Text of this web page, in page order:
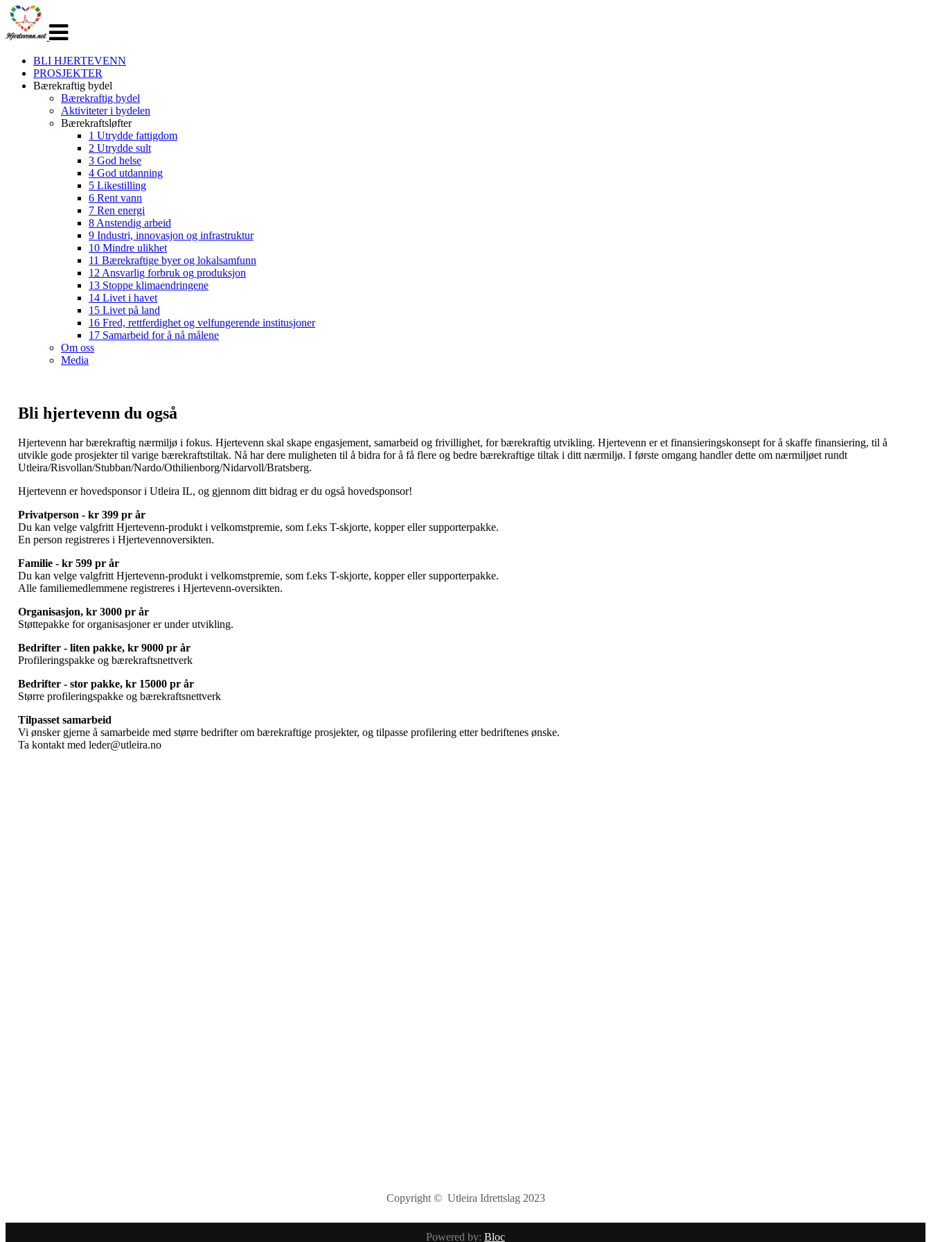
navigasjon
BLI HJERTEVENN
PROSJEKTER
Bærekraftig bydel
Bærekraftig bydel
Aktiviteter i bydelen
Bærekraftsløfter
1 Utrydde fattigdom
2 Utrydde sult
3 God helse
4 God utdanning
5 Likestilling
6 Rent vann
7 Ren energi
8 Anstendig arbeid
9 Industri, innovasjon og infrastruktur
10 Mindre ulikhet
11 Bærekraftige byer og lokalsamfunn
12 Ansvarlig forbruk og produksjon
13 Stoppe klimaendringene
14 Livet i havet
15 Livet på land
16 Fred, rettferdighet og velfungerende institusjoner
17 Samarbeid for å nå målene
Om oss
Media
Bli hjertevenn du også
Hjertevenn har bærekraftig nærmiljø i fokus. Hjertevenn skal skape engasjement, samarbeid og frivillighet, for bærekraftig utvikling. Hjertevenn er et finansieringskonsept for å skaffe finansiering, til å
utvikle gode prosjekter til varige bærekraftstiltak. Nå har dere muligheten til å bidra for å få flere og bedre bærekraftige tiltak i ditt nærmiljø. I første omgang handler dette om nærmiljøet rundt
Utleira/Risvollan/Stubban/Nardo/Othilienborg/Nidarvoll/Bratsberg.
Hjertevenn er hovedsponsor i Utleira IL, og gjennom ditt bidrag er du også hovedsponsor!
Privatperson - kr 399 pr år
Du kan velge valgfritt Hjertevenn-produkt i velkomstpremie, som f.eks T-skjorte, kopper eller supporterpakke.
En person registreres i Hjertevennoversikten.
Familie - kr 599 pr år
Du kan velge valgfritt Hjertevenn-produkt i velkomstpremie, som f.eks T-skjorte, kopper eller supporterpakke.
Alle familiemedlemmene registreres i Hjertevenn-oversikten.
Organisasjon, kr 3000 pr år
Støttepakke for organisasjoner er under utvikling.
Bedrifter - liten pakke, kr 9000 pr år
Profileringspakke og bærekraftsnettverk
Bedrifter - stor pakke, kr 15000 pr år
Større profileringspakke og bærekraftsnettverk
Tilpasset samarbeid
Vi ønsker gjerne å samarbeide med større bedrifter om bærekraftige prosjekter, og tilpasse profilering etter bedriftenes ønske.
Ta kontakt med leder@utleira.no
Copyright © Utleira Idrettslag 2023
Powered by: Bloc